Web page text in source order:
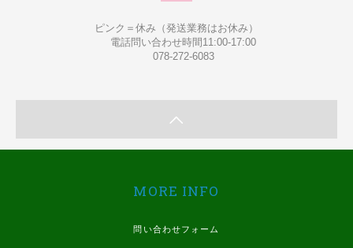
ピンク＝休み（発送業務はお休み）
電話問い合わせ時間11:00-17:00
078-272-6083
MORE INFO
問い合わせフォーム